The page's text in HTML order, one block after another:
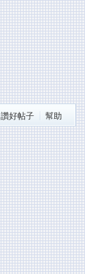
讚好帖子 幫助